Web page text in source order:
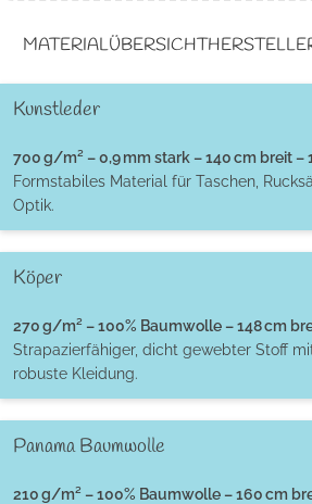
MATERIALÜBERSICHT
Kunstleder
700 g/m² – 0,9 mm stark – 140 cm breit
Formstabiles Material für Taschen,
Optik.
Köper
270 g/m² – 100% Baumwolle – 148 cm
Strapazierfähiger, dicht gewebter Stoff
robuste Kleidung.
Panama Baumwolle
210 g/m² – 100% Baumwolle – 160 cm